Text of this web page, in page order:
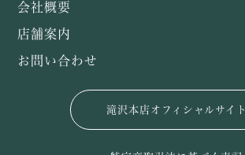
会社概要
店舗案内
お問い合わせ
滝沢本店オフィシャルサイト